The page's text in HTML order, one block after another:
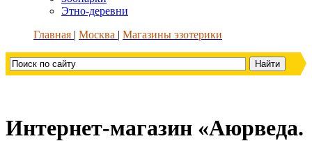
Этно-деревни
Главная
Москва Магазины эзотерики
Интернет-магазин «Аюрведа.